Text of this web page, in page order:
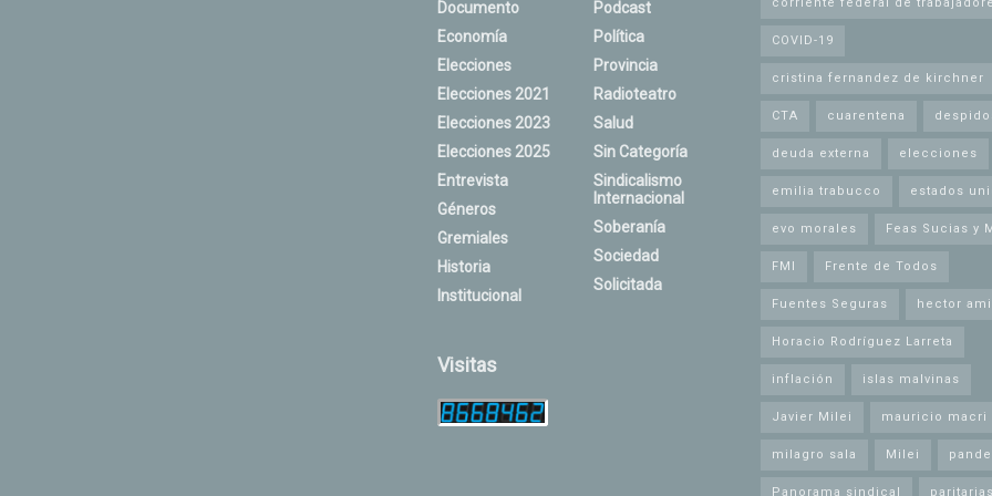
Documento
Economía
Elecciones
Elecciones 2021
Elecciones 2023
Elecciones 2025
Entrevista
Géneros
Gremiales
Historia
Institucional
Podcast
Política
Provincia
Radioteatro
Salud
Sin Categoría
Sindicalismo
Internacional
Soberanía
Sociedad
Solicitada
Visitas
COVID-19
cristina fernandez de kirchner
CTA cuarentena
deuda externa elecciones
emilia trabucco estados
evo morales Feas Sucias y
FMI Frente de Todos
Fuentes Seguras hector
Horacio Rodríguez Larreta
inflación islas malvinas
Javier Milei mauricio macri
milagro sala Milei
Panorama sindical paritarias